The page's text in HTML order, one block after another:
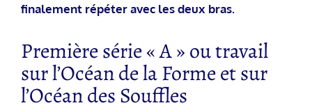
finalement répéter avec les deux bras.
Première série « A » ou travail
sur l’Océan de la Forme et sur
l’Océan des Souffles